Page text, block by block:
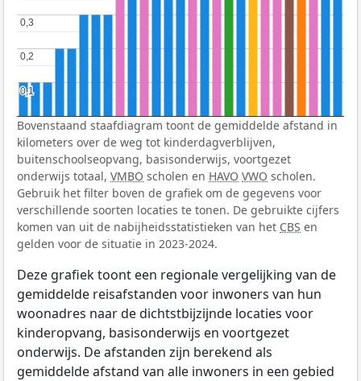
0,1
0,1
0,2
0,2
0,3
0,3
Bovenstaand staafdiagram toont de gemiddelde afstand in
kilometers over de weg tot kinderdagverblijven,
buitenschoolseopvang, basisonderwijs, voortgezet
onderwijs totaal, VMBO scholen en HAVO VWO scholen.
Gebruik het filter boven de grafiek om de gegevens voor
verschillende soorten locaties te tonen. De gebruikte cijfers
komen van uit de nabijheidsstatistieken van het CBS en
gelden voor de situatie in 2023-2024.
Deze grafiek toont een regionale vergelijking van de
gemiddelde reisafstanden voor inwoners van hun
woonadres naar de dichtstbijzijnde locaties voor
kinderopvang, basisonderwijs en voortgezet
onderwijs. De afstanden zijn berekend als
gemiddelde afstand van alle inwoners in een gebied